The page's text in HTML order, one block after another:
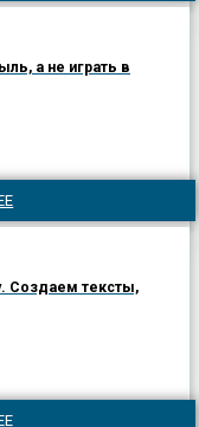
а не играть в
Создаем тексты,